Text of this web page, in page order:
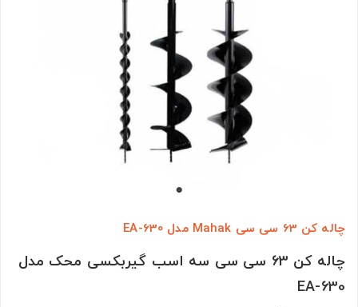
چاله کن 63 سی سی Mahak مدل EA-630
چاله کن 63 سی سی سه اسب گیربکسی محک مدل
EA-630